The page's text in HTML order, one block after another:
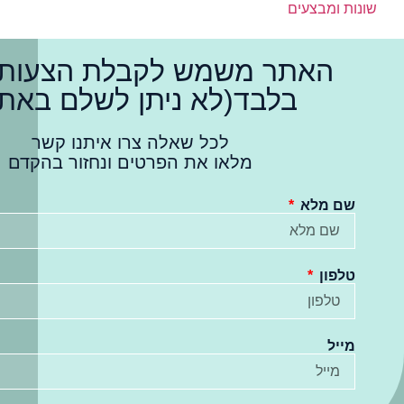
שונות ומבצעים
האתר משמש לקבלת
בלבד(לא ניתן לשלם
לכל שאלה צרו איתנו קשר
מלאו את הפרטים ונחזור בהקדם
שם מלא
טלפון
מייל